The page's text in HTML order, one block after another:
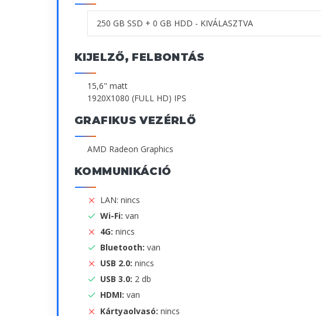
KIJELZŐ, FELBONTÁS
15,6" matt
1920X1080 (FULL HD) IPS
GRAFIKUS VEZÉRLŐ
AMD Radeon Graphics
KOMMUNIKÁCIÓ
LAN: nincs
Wi-Fi: van
4G: nincs
Bluetooth: van
USB 2.0: nincs
USB 3.0: 2 db
HDMI: van
Kártyaolvasó: nincs